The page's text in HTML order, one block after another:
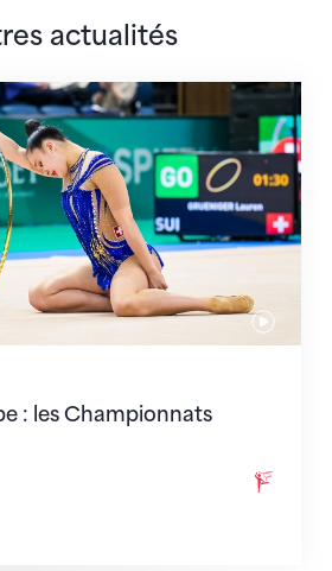
actualités
: les Championnats
Championnats du monde